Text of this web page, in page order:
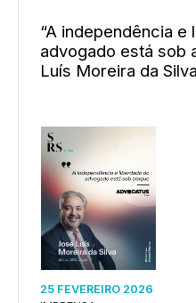
“A independência e
advogado está sob
Luís Moreira da
25 FEVEREIRO 2026